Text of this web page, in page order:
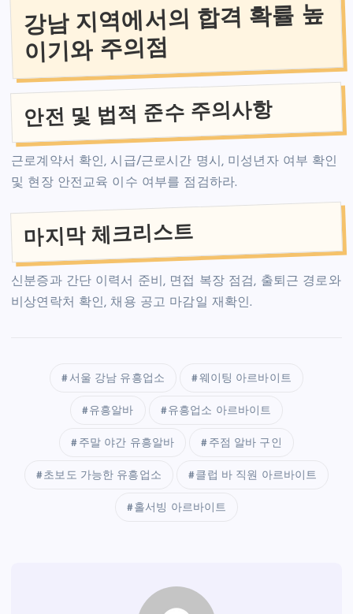
강남 지역에서의 합격 확률 높
이기와 주의점
안전 및 법적 준수 주의사항
근로계약서 확인, 시급/근로시간 명시, 미성년자 여부 확인
및 현장 안전교육 이수 여부를 점검하라.
마지막 체크리스트
신분증과 간단 이력서 준비, 면접 복장 점검, 출퇴근 경로와
비상연락처 확인, 채용 공고 마감일 재확인.
서울 강남 유흥업소 웨이팅 아르바이트
유흥알바 유흥업소 아르바이트
주말 야간 유흥알바 주점 알바 구인
초보도 가능한 유흥업소 클럽 바 직원 아르바이트
홀서빙 아르바이트